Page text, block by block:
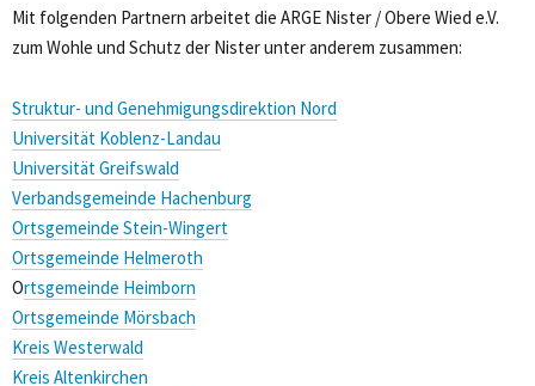
Mit folgenden Partnern arbeitet die ARGE Nister / Obere Wied e.V.
zum Wohle und Schutz der Nister unter anderem zusammen:
Struktur- und Genehmigungsdirektion Nord
Universität Koblenz-Landau
Universität Greifswald
Verbandsgemeinde Hachenburg
Ortsgemeinde Stein-Wingert
Ortsgemeinde Helmeroth
Ortsgemeinde Heimborn
Ortsgemeinde Mörsbach
Kreis Westerwald
Kreis Altenkirchen